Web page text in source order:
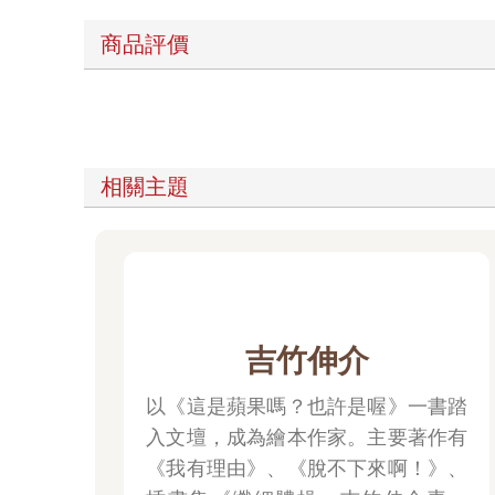
商品評價
相關主題
吉竹伸介
以《這是蘋果嗎？也許是喔》一書踏
入文壇，成為繪本作家。主要著作有
《我有理由》、《脫不下來啊！》、